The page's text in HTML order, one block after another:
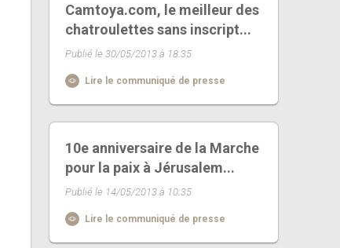
Camtoya.com, le meilleur des
chatroulettes sans inscript...
Publié le 30/05/2013 à 18:35
Lire le communiqué de presse
10e anniversaire de la Marche
pour la paix à Jérusalem...
Publié le 14/05/2013 à 10:35
Lire le communiqué de presse